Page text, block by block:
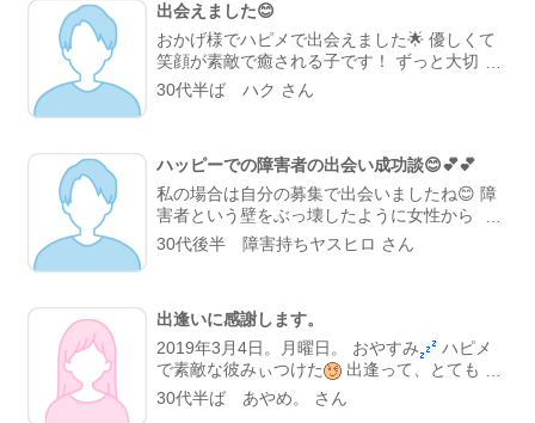
全く確認していなかったので 全然気が付いて
ませんでしたが💦 1月末に会って、 2月から交
際を始めて、 8月から同棲、 今年の1月26日に
入籍しました。 今時の結婚の7割は、 サイト
での出会いなので 特に珍しいことではありま
おかげなんでしょうが(笑)
出会えました😊
おかげ様でハピメで出会えました🌟 優しくて
笑顔が素敵で癒される子です！ ずっと大切に
していきたいと強く思える子なんです😊 ハピ
メは皆様の日記を拝見する事と、自分の日記を
30代半ば ハク さん
ハッピーでの障害者の出会い成功談😊💕💕
私の場合は自分の募集で出会いましたね😊 障
害者という壁をぶっ壊したように女性から プ
ロフィールを見ました。 女性「言語障害って
喋れないの？」 私「そうですね。私の募集で
働いていますよ。」 女性「それに喋れないだ
けで身体とか歩けるんだよね？」 私「大丈夫
ですよ。身体も歩けますよ。」 というメール
やりとりではじまり 1度はメールをしない時が
ありました。 女性がプロフィールをよく見て
30代後半 障害持ちヤスヒロ さん
出逢いに感謝します。
2019年3月4日。月曜日。 おやすみ
ハピメ
で素敵な彼みぃつけた
出逢って、とても充
実しています
先日、初めて日帰りで朝から
ゆっくり色んな所へデートしました
30代半ば あやめ。 さん